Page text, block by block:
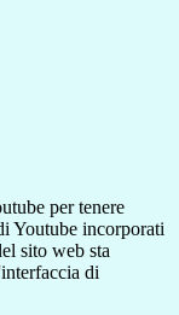
per tenere
Youtube incorporati
sito web sta
di